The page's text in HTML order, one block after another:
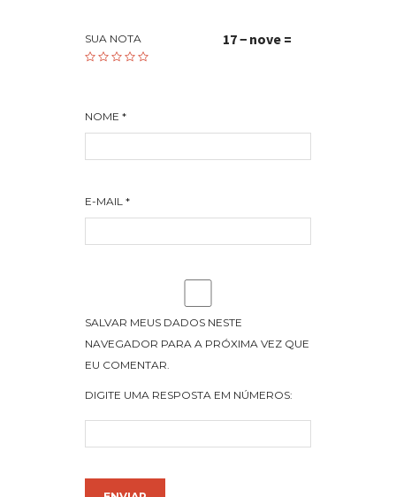
SUA NOTA
NOME *
E-MAIL *
SALVAR MEUS DADOS NESTE
NAVEGADOR PARA A PRÓXIMA VEZ QUE
EU COMENTAR.
DIGITE UMA RESPOSTA EM NÚMEROS:
17 − nove =